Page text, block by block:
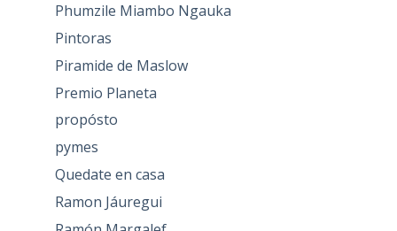
Phumzile Miambo Ngauka
Pintoras
Piramide de Maslow
Premio Planeta
propósto
pymes
Quedate en casa
Ramon Jáuregui